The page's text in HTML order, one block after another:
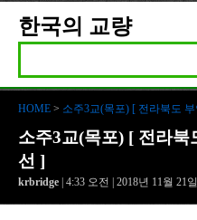
한국의 교량
HOME > 소주3교(목포) [ 전라북도
소주3교(목포) [ 전라북
선 ]
krbridge | 4:33 오전 | 2018년 11월 21일